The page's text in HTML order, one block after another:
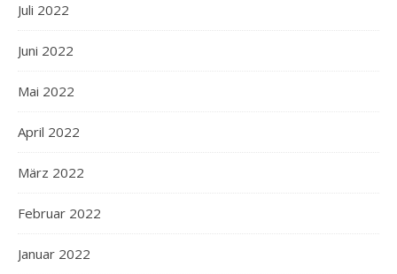
Juli 2022
Juni 2022
Mai 2022
April 2022
März 2022
Februar 2022
Januar 2022